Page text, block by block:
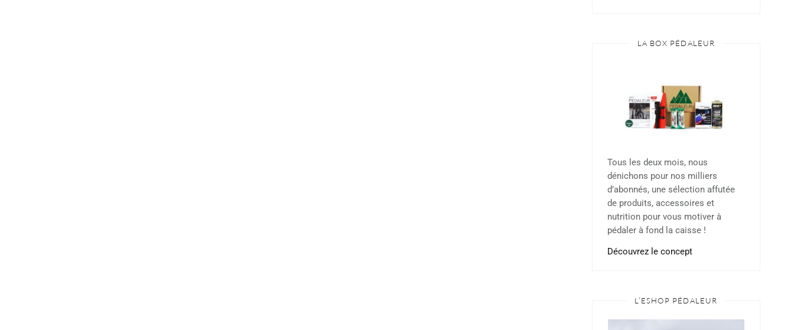
LA BOX PÉDALEUR
Tous les deux mois, nous
dénichons pour nos milliers
d’abonnés, une sélection affutée
de produits, accessoires et
nutrition pour vous motiver à
pédaler à fond la caisse !
Découvrez le concept
L’ESHOP PÉDALEUR